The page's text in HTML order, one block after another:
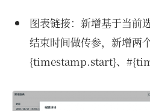
图表链接：新增基于当前
结束时间做传参，新增两
{timestamp.start}、